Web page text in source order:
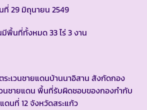
มิถุนายน 2549
นที่ทั้งหมด 33 ไร่ 3 งาน
เวนชายแดนบ้านนาอิสาน สังกัดกอง
นชายแดน พื้นที่รับผิดชอบของกองกำกับ
ดนที่ 12 จังหวัดสระแก้ว